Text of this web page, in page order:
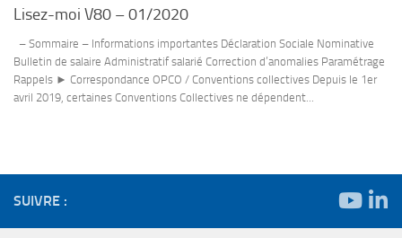
Lisez-moi V80 – 01/2020
– Sommaire – Informations importantes Déclaration Sociale Nominative
Bulletin de salaire Administratif salarié Correction d’anomalies Paramétrage
Rappels ► Correspondance OPCO / Conventions collectives Depuis le 1er
avril 2019, certaines Conventions Collectives ne dépendent...
SUIVRE :